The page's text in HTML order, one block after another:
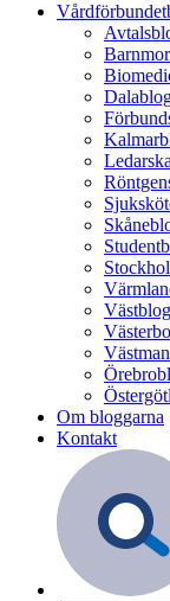
Om bloggarna
Kontakt